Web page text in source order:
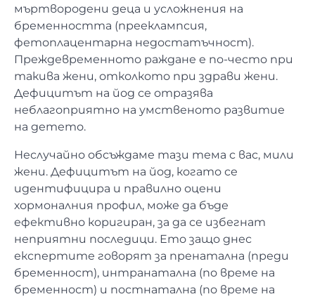
мъртвородени деца и усложнения на
бременността (прееклампсия,
фетоплацентарна недостатъчност).
Преждевременното раждане е по-често при
такива жени, отколкото при здрави жени.
Дефицитът на йод се отразява
неблагоприятно на умственото развитие
на детето.
Неслучайно обсъждаме тази тема с вас, мили
жени. Дефицитът на йод, когато се
идентифицира и правилно оцени
хормоналния профил, може да бъде
ефективно коригиран, за да се избегнат
неприятни последици. Ето защо днес
експертите говорят за пренатална (преди
бременност), интранатална (по време на
бременност) и постнатална (по време на